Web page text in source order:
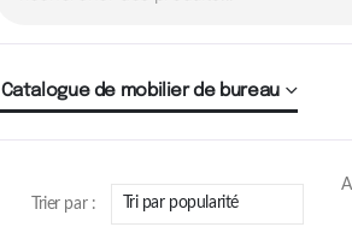
Catalogue de mobilier de bureau
Trier par :